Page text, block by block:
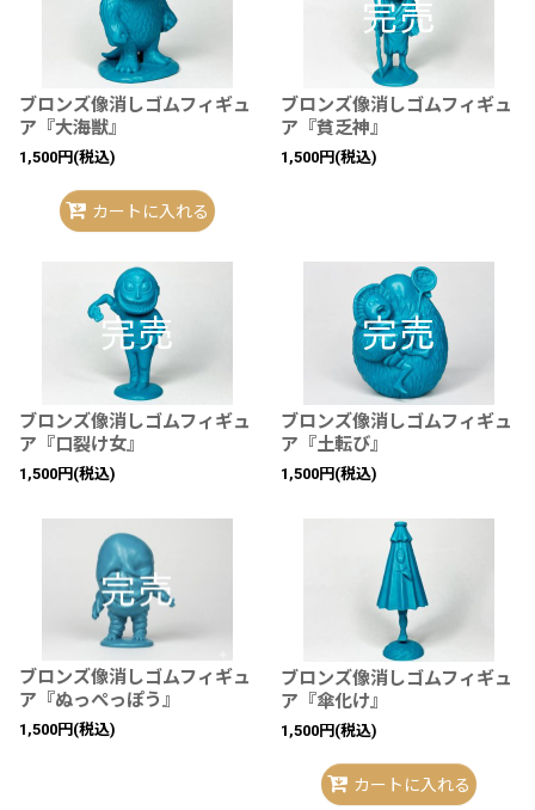
ブロンズ像消しゴムフィギュ
ア『大海獣』
1,500円 (税込)
カートに入れる
ブロンズ像消しゴムフィギュ
ア『貧乏神』
1,500円 (税込)
ブロンズ像消しゴムフィギュ
ア『口裂け女』
1,500円 (税込)
ブロンズ像消しゴムフィギュ
ア『土転び』
1,500円 (税込)
ブロンズ像消しゴムフィギュ
ア『ぬっぺっぽう』
1,500円 (税込)
ブロンズ像消しゴムフィギュ
ア『傘化け』
1,500円 (税込)
カートに入れる